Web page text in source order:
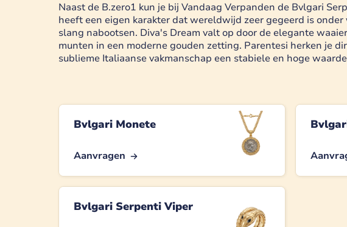
Naast de B.zero1 kun je bij Vandaag Verpanden de Bvlgari
heeft een eigen karakter dat wereldwijd zeer gegeerd is
slang nabootsen. Diva's Dream valt op door de elegante
munten in een moderne gouden zetting. Parentesi herken je
sublieme Italiaanse vakmanschap een stabiele en hoge
Bvlgari Monete
Aanvragen
Bvlgari Serpenti Viper